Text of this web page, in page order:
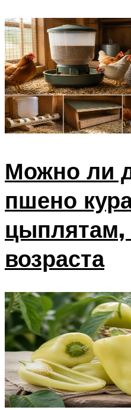
Можно ли
пшено
цыплятам,
возраста